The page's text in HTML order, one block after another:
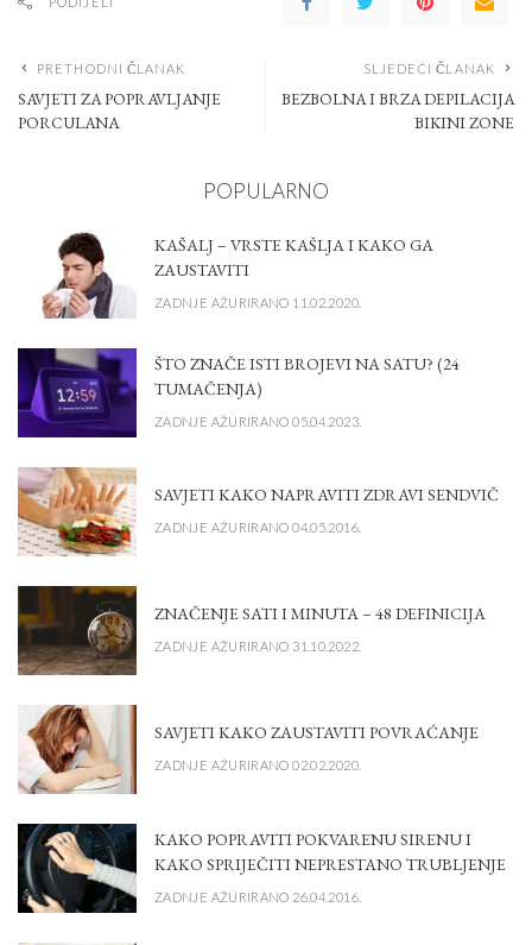
PRETHODNI ČLANAK
SAVJETI ZA POPRAVLJANJE
PORCULANA
SLJEDEĆI ČLANAK
BEZBOLNA I BRZA DEPILACIJA
BIKINI ZONE
POPULARNO
KAŠALJ – VRSTE KAŠLJA I KAKO GA
ZAUSTAVITI
ZADNJE AŽURIRANO 11.02.2020.
ŠTO ZNAČE ISTI BROJEVI NA SATU? (24
TUMAČENJA)
ZADNJE AŽURIRANO 05.04.2023.
SAVJETI KAKO NAPRAVITI ZDRAVI SENDVIČ
ZADNJE AŽURIRANO 04.05.2016.
ZNAČENJE SATI I MINUTA – 48 DEFINICIJA
ZADNJE AŽURIRANO 31.10.2022.
SAVJETI KAKO ZAUSTAVITI POVRAĆANJE
ZADNJE AŽURIRANO 02.02.2020.
KAKO POPRAVITI POKVARENU SIRENU I
KAKO SPRIJEČITI NEPRESTANO TRUBLJENJE
ZADNJE AŽURIRANO 26.04.2016.